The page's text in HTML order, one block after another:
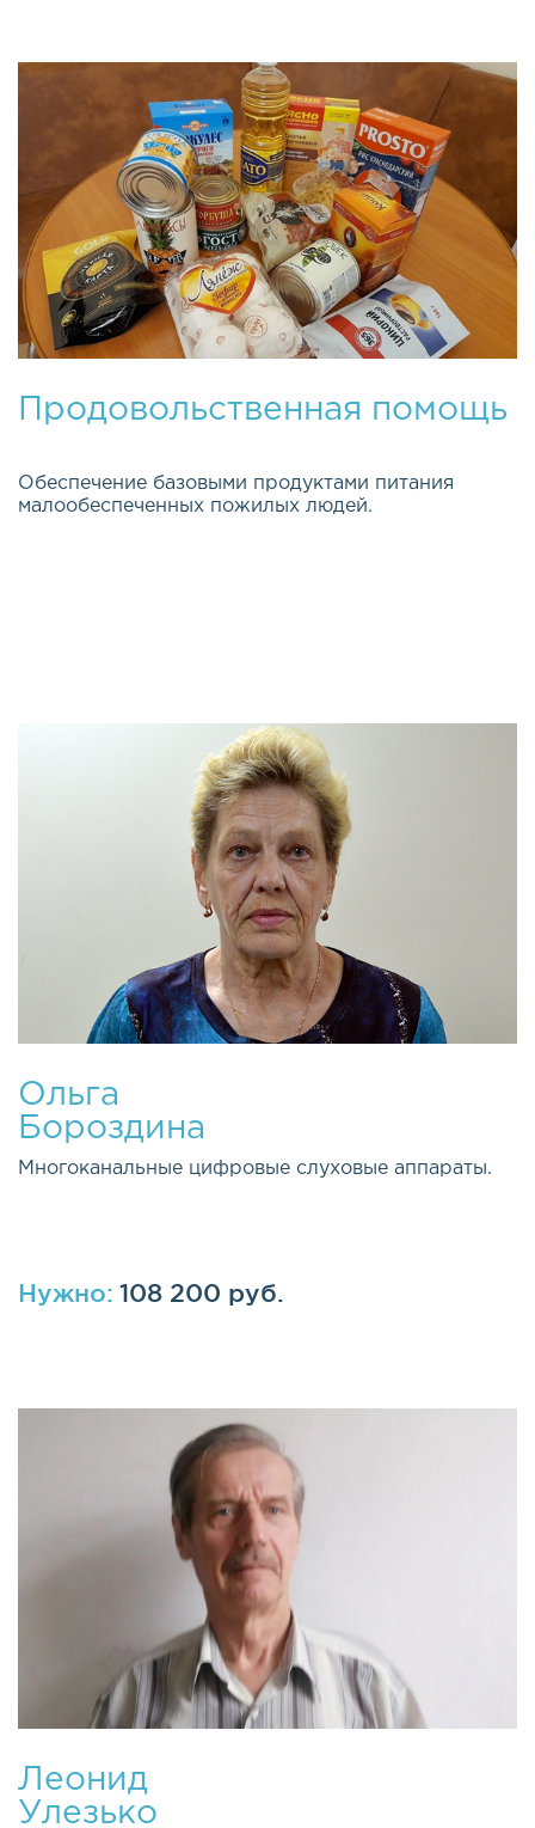
Продовольственная помощь
Обеспечение базовыми продуктами питания
малообеспеченных пожилых людей.
Ольга
Бороздина
Многоканальные цифровые слуховые аппараты.
Нужно: 108 200 руб.
Леонид
Улезько